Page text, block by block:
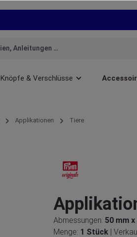
Knöpfe & Verschlüsse
Applikationen Tiere
Abmessungen: 50 mm
Menge: 1 Stück |